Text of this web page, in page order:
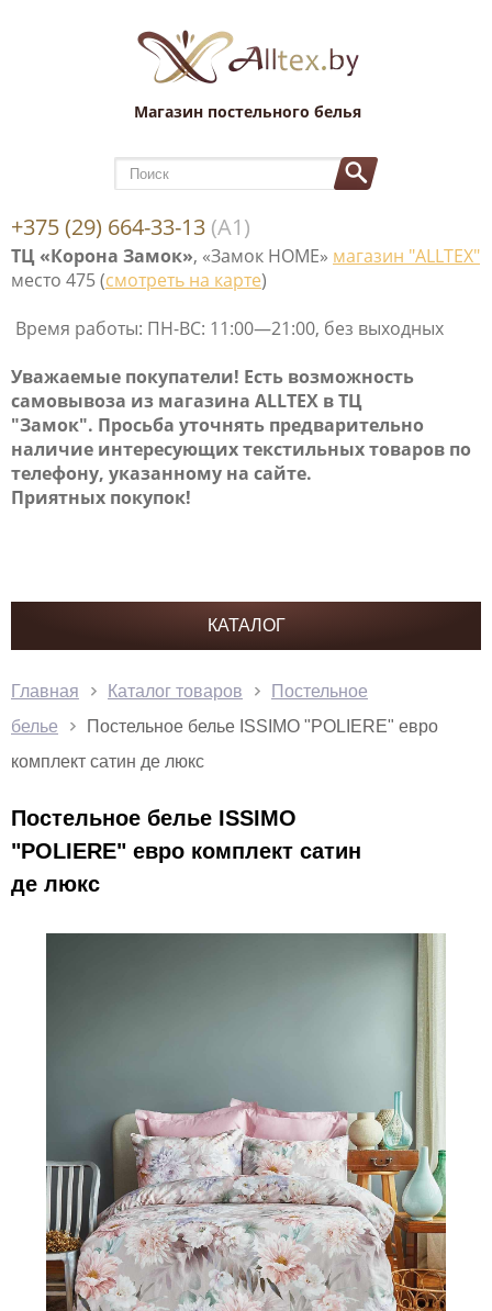
Магазин постельного белья
+375 (29) 664-33-13 (А1)
ТЦ «Корона Замок», «Замок НОМЕ» магазин "ALLTEX"
место 475 (смотреть на карте)
Время работы: ПН-ВС: 11:00—21:00, без выходных
Уважаемые покупатели! Есть возможность
самовывоза из магазина ALLTEX в ТЦ
"Замок". Просьба уточнять предварительно
наличие интересующих текстильных товаров по
телефону, указанному на сайте.
Приятных покупок!
КАТАЛОГ
Главная Каталог товаров
Постельное
белье
Постельное белье ISSIMO "POLIERE" евро
комплект сатин де люкс
Постельное белье ISSIMO
"POLIERE" евро комплект сатин
де люкс